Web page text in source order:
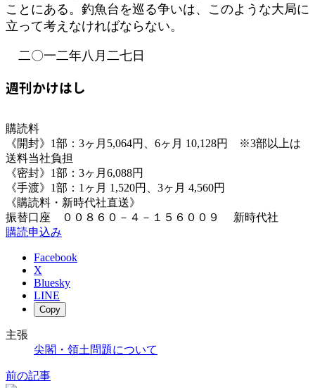
ことにある。釣魚台を巡る争いは、このような大局に
立って考えなければならない。
二〇一二年八月二七日
週刊かけはし
購読料
《開封》1部：3ヶ月5,064円、6ヶ月 10,128円 ※3部以上は
送料当社負担
《密封》1部：3ヶ月6,088円
《手渡》1部：1ヶ月 1,520円、3ヶ月 4,560円
《購読料・新時代社直送》
振替口座 ００８６０－４－１５６００９ 新時代社
購読申込み
Facebook
X
Bluesky
LINE
Copy
主張
尖閣・領土問題について
前の記事